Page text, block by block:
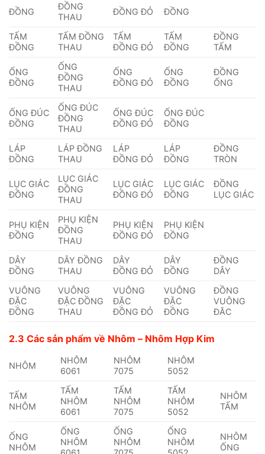
ĐỒNG
ĐỒNG
THAU
ĐỒNG ĐỎ ĐỒNG
TẤM
ĐỒNG
TẤM ĐỒNG
THAU
TẤM
ĐỒNG ĐỎ
TẤM
ĐỒNG
ĐỒNG
TẤM
ỐNG
ĐỒNG
ỐNG
ĐỒNG
THAU
ỐNG
ĐỒNG ĐỎ
ỐNG
ĐỒNG
ĐỒNG
ỐNG
ỐNG ĐÚC
ĐỒNG
ỐNG ĐÚC
ĐỒNG
THAU
ỐNG ĐÚC
ĐỒNG ĐỎ
ỐNG ĐÚC
ĐỒNG
LÁP
ĐỒNG
LÁP ĐỒNG
THAU
LÁP
ĐỒNG ĐỎ
LÁP
ĐỒNG
ĐỒNG
TRÒN
LỤC GIÁC
ĐỒNG
LỤC GIÁC
ĐỒNG
THAU
LỤC GIÁC
ĐỒNG ĐỎ
LỤC GIÁC
ĐỒNG
ĐỒNG
LỤC GIÁC
PHỤ KIỆN
ĐỒNG
PHỤ KIỆN
ĐỒNG
THAU
PHỤ KIỆN
ĐỒNG ĐỎ
PHỤ KIỆN
ĐỒNG
DÂY
ĐỒNG
DÂY ĐỒNG
THAU
DÂY
ĐỒNG ĐỎ
DÂY
ĐỒNG
ĐỒNG
DÂY
VUÔNG
ĐẶC
ĐỒNG
VUÔNG
ĐẶC ĐỒNG
THAU
VUÔNG
ĐẶC
ĐỒNG ĐỎ
VUÔNG
ĐẶC
ĐỒNG
ĐỒNG
VUÔNG
ĐĂC
2.3 Các sản phẩm về Nhôm – Nhôm Hợp Kim
NHÔM
NHÔM
6061
NHÔM
7075
NHÔM
5052
TẤM
NHÔM
TẤM
NHÔM
6061
TẤM
NHÔM
7075
TẤM
NHÔM
5052
NHÔM
TẤM
ỐNG
NHÔM
ỐNG
NHÔM
ỐNG
NHÔM
ỐNG
NHÔM
NHÔM
ỐNG